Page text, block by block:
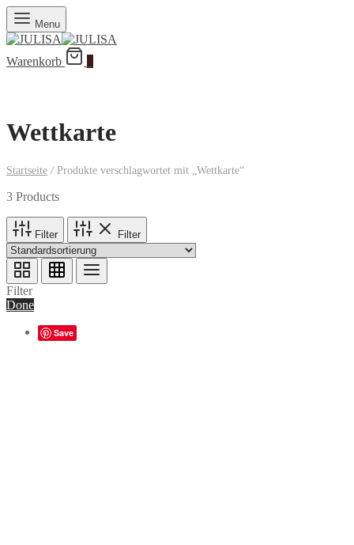
Menu
Warenkorb
Wettkarte
Startseite /Produkte verschlagwortet mit „Wettkarte“
3 Products
Filter Filter
Filter
Done
Save